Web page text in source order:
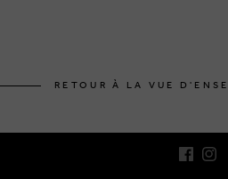
RETOUR À LA VUE